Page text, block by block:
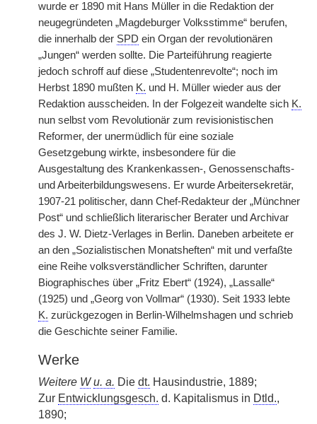
wurde er 1890 mit Hans Müller in die Redaktion der
neugegründeten „Magdeburger Volksstimme“ berufen,
die innerhalb der SPD ein Organ der revolutionären
„Jungen“ werden sollte. Die Parteiführung reagierte
jedoch schroff auf diese „Studentenrevolte“; noch im
Herbst 1890 mußten K. und H. Müller wieder aus der
Redaktion ausscheiden. In der Folgezeit wandelte sich K.
nun selbst vom Revolutionär zum revisionistischen
Reformer, der unermüdlich für eine soziale
Gesetzgebung wirkte, insbesondere für die
Ausgestaltung des Krankenkassen-, Genossenschafts-
und Arbeiterbildungswesens. Er wurde Arbeitersekretär,
1907-21 politischer, dann Chef-Redakteur der „Münchner
Post“ und schließlich literarischer Berater und Archivar
des J. W. Dietz-Verlages in Berlin. Daneben arbeitete er
an den „Sozialistischen Monatsheften“ mit und verfaßte
eine Reihe volksverständlicher Schriften, darunter
Biographisches über „Fritz Ebert“ (1924), „Lassalle“
(1925) und „Georg von Vollmar“ (1930). Seit 1933 lebte
K. zurückgezogen in Berlin-Wilhelmshagen und schrieb
die Geschichte seiner Familie.
Werke
Weitere W u. a. Die dt. Hausindustrie, 1889;
Zur Entwicklungsgesch. d. Kapitalismus in Dtld.,
1890;